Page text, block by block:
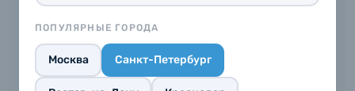
ПОПУЛЯРНЫЕ ГОРОДА
Москва Санкт-Петербург